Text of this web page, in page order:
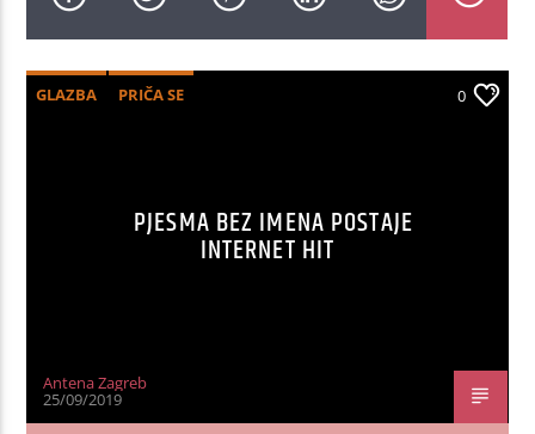
GLAZBA PRIČA SE 0
PJESMA BEZ IMENA POSTAJE
INTERNET HIT
Antena Zagreb
25/09/2019